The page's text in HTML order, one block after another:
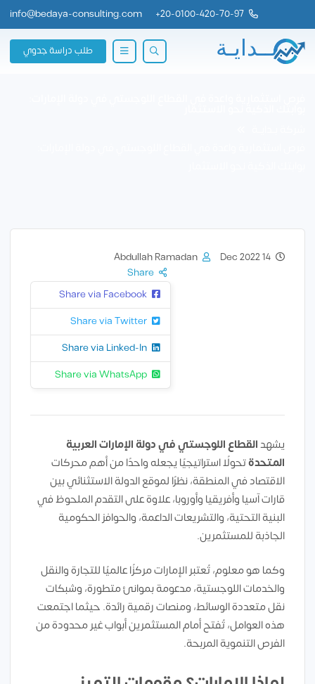
20-0100-420-70-97
+
info@bedaya-consulting.com
طلب دراسة جدوي
14 Dec 2022
Abdullah Ramadan
Share
Share via Facebook
Share via Twitter
Share via Linked-In
Share via WhatsApp
يشهدالقطاع اللوجستي في دولة الإمارات العربية
المتحدةتحولًا استراتيجيًا يجعله واحدًا من أهم محركات
الاقتصاد في المنطقة، نظرًا لموقع الدولة الاستثنائي بين
قارات آسيا وأفريقيا وأوروبا، علاوة على التقدم الملحوظ في
البنية التحتية، والتشريعات الداعمة، والحوافز الحكومية
الجاذبة للمستثمرين.
وكما هو معلوم، تُعتبر الإمارات مركزًا عالميًا للتجارة والنقل
والخدمات اللوجستية، مدعومة بموانئ متطورة، وشبكات
نقل متعددة الوسائط، ومنصات رقمية رائدة. حيثما اجتمعت
هذه العوامل، تُفتح أمام المستثمرين أبواب غير محدودة من
الفرص التنموية المربحة.